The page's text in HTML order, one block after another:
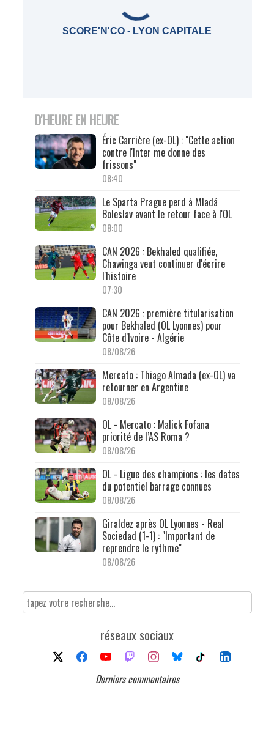
SCORE'N'CO - LYON CAPITALE
D'HEURE EN HEURE
Éric Carrière (ex-OL) : "Cette action
contre l'Inter me donne des
frissons"
08:40
Le Sparta Prague perd à Mladá
Boleslav avant le retour face à l'OL
08:00
CAN 2026 : Bekhaled qualifiée,
Chawinga veut continuer d'écrire
l'histoire
07:30
CAN 2026 : première titularisation
pour Bekhaled (OL Lyonnes) pour
Côte d'Ivoire - Algérie
08/08/26
Mercato : Thiago Almada (ex-OL) va
retourner en Argentine
08/08/26
OL - Mercato : Malick Fofana
priorité de l’AS Roma ?
08/08/26
OL - Ligue des champions : les dates
du potentiel barrage connues
08/08/26
Giraldez après OL Lyonnes - Real
Sociedad (1-1) : "Important de
reprendre le rythme"
08/08/26
réseaux sociaux
Derniers commentaires